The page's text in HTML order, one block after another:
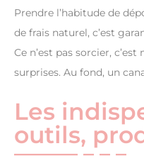
Prendre l’habitude de
de frais naturel, c’est
Ce n’est pas sorcier,
surprises. Au fond, un
Les
outils,